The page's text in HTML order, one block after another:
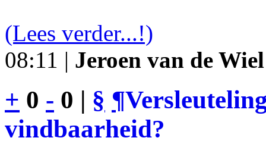
(Lees verder...!)
08:11 | Jeroen van de Wiel
+ 0 - 0 | § ¶
vindbaarheid?